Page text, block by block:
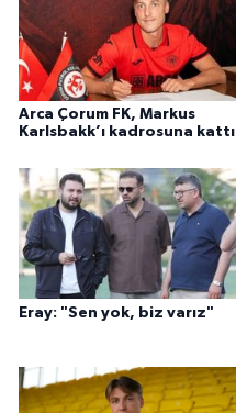
Arca Çorum FK, Markus
Karlsbakk’ı kadrosuna kattı
Eray: "Sen yok, biz varız"